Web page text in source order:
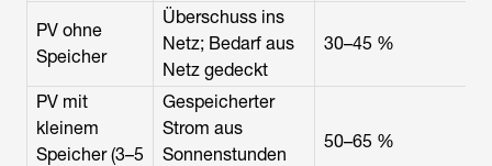
PV ohne
Speicher
Überschuss ins
Netz; Bedarf aus
Netz gedeckt
30–45 %
PV mit
kleinem
Speicher (3–5
Gespeicherter
Strom aus
Sonnenstunden
50–65 %